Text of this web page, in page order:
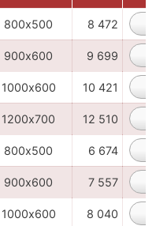
800х500 8 472
900х600 9 699
1000х600 10 421
1200х700 12 510
800х500 6 674
900х600 7 557
1000х600 8 040